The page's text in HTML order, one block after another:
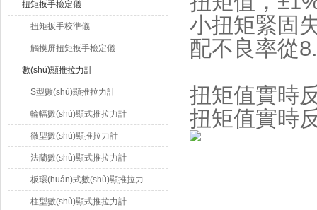
扭矩扳手檢定儀
扭矩扳手校準儀
觸摸屏扭矩扳手檢定儀
數(shù)顯推拉力計
S型數(shù)顯推拉力計
輪輻數(shù)顯式推拉力計
微型數(shù)顯推拉力計
法蘭數(shù)顯式推拉力計
板環(huán)式數(shù)顯推拉力
計
柱型數(shù)顯式推拉力計
小扭矩緊固
配不良率從
扭矩值實時
扭矩值實時